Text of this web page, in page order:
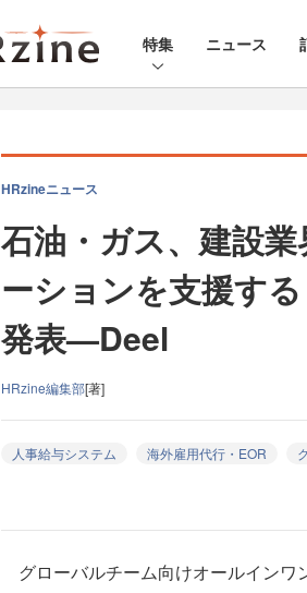
特集 ニュース
HRzineニュース
石油・ガス、建設
ーションを支援す
発表—Deel
HRzine編集部[著]
人事給与システム 海外雇用代行・EOR
グローバルチーム向けオールインワ